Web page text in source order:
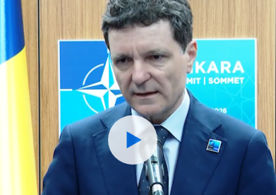
Watch